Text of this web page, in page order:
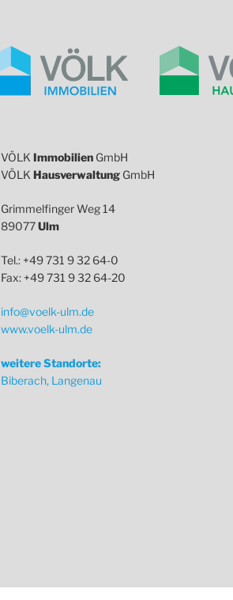
VÖLK Immobilien GmbH
VÖLK Hausverwaltung GmbH
Grimmelfinger Weg 14
89077Ulm
Tel.: +49 731 9 32 64-0
Fax: +49 731 9 32 64-20
info@voelk-ulm.de
www.voelk-ulm.de
weitere Standorte:
Biberach, Langenau